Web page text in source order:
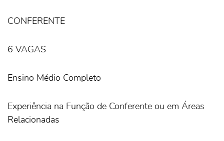
CONFERENTE
6 VAGAS
Ensino Médio Completo
Experiência na Função de Conferente ou em Áreas
Relacionadas